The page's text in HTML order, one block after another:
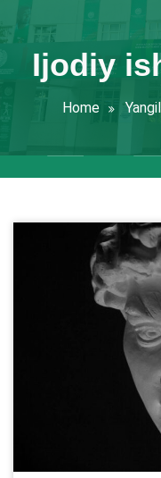
Ijodiy
Home